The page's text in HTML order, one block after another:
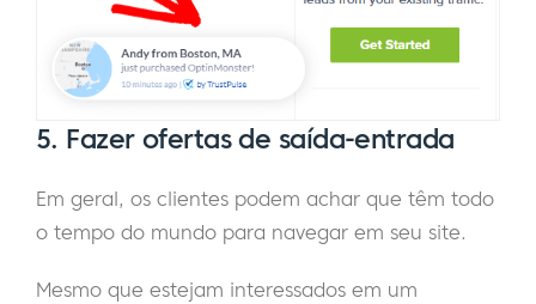
5. Fazer ofertas de saída-entrada
Em geral, os clientes podem achar que têm todo
o tempo do mundo para navegar em seu site.
Mesmo que estejam interessados em um